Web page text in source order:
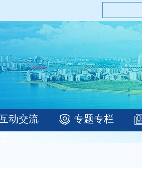
动交流 专题专栏